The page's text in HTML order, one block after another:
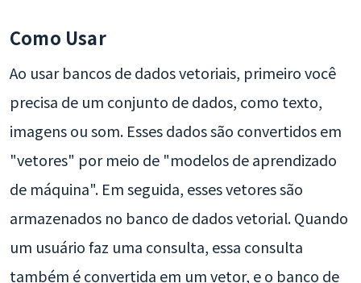
Como Usar
Ao usar bancos de dados vetoriais, primeiro você
precisa de um conjunto de dados, como texto,
imagens ou som. Esses dados são convertidos em
"vetores" por meio de "modelos de aprendizado
de máquina". Em seguida, esses vetores são
armazenados no banco de dados vetorial. Quando
um usuário faz uma consulta, essa consulta
também é convertida em um vetor, e o banco de